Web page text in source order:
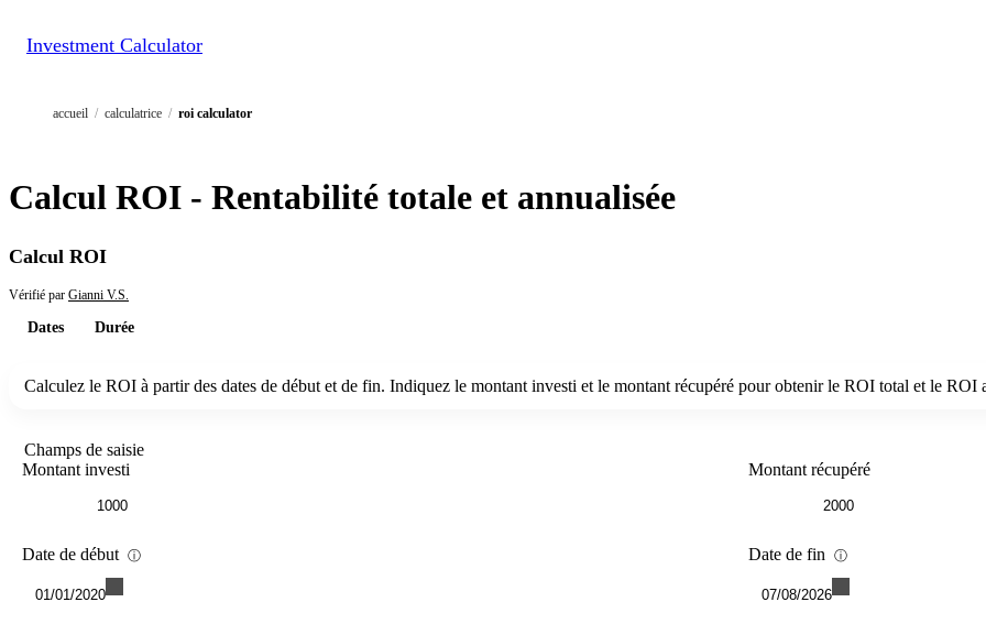
Investment Calculator
accueil / calculatrice / roi calculator
Calcul ROI - Rentabilité totale et annualisée
Calcul ROI
Vérifié par Gianni V.S.
Dates Durée
Calculez le ROI à partir des dates de début et de fin. Indiquez le montant investi et le montant récupéré pour obtenir le ROI total et le ROI
Champs de saisie
Montant investi
Montant récupéré
Date de début ⓘ
01/01/2020
Date de fin ⓘ
07/08/2026